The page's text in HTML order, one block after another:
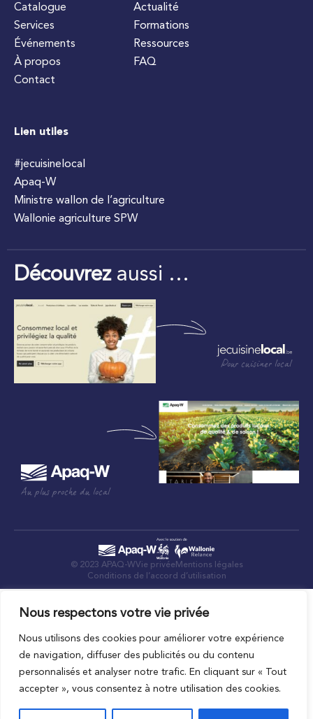
Nous respectons votre vie privée
Nous utilisons des cookies pour améliorer votre expérience
de navigation, diffuser des publicités ou du contenu
personnalisés et analyser notre trafic. En cliquant sur « Tout
accepter », vous consentez à notre utilisation des cookies.
Catalogue
Services
Événements
À propos
Contact
Actualité
Formations
Ressources
FAQ
Lien utiles
#jecuisinelocal
Apaq-W
Ministre wallon de l’agriculture
Wallonie agriculture SPW
Découvrezaussi …
Pour cuisiner local
Au plus proche du local
© 2023 APAQ-WVie privée Mentions légales
Conditions de l’accord d’utilisation